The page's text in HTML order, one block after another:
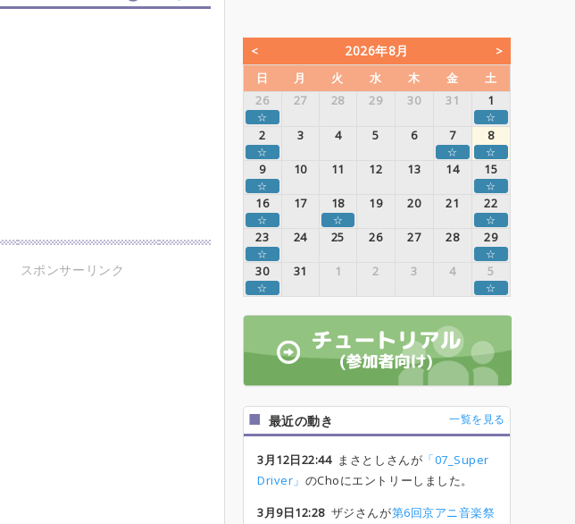
スポンサーリンク
2026年8月
日 月 火 水 木 金
土
26
27 28 29 30 31 1
☆ ☆
2 3 4 5 6 7 8
☆ ☆ ☆
9 10 11 12 13 14 15
☆ ☆
16 17 18 19 20 21 22
☆ ☆ ☆
23 24 25 26 27 28 29
☆ ☆
30 31 1 2 3 4 5
☆ ☆
最近の動き 一覧を見る
3月12日22:44まさとしさんが 「07_Super
Driver」 のChoにエントリーしました。
3月9日12:28ザジさんが第6回京アニ音楽祭